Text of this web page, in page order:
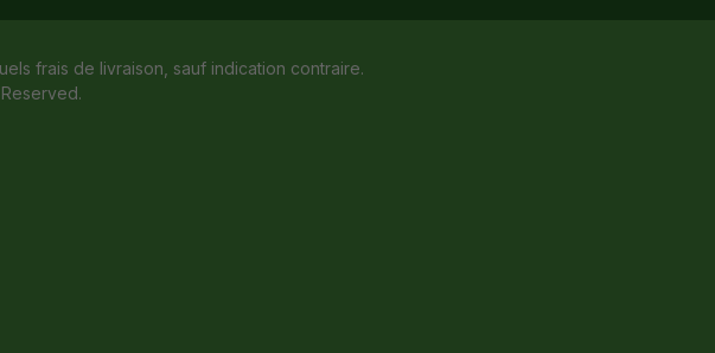
frais de livraison, sauf indication contraire.